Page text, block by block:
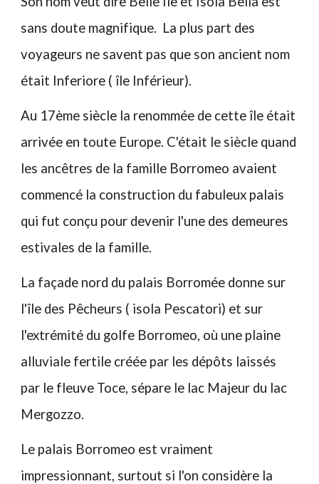
sans doute magnifique. La plus part des
voyageurs ne savent pas que son ancient nom
était Inferiore ( île Inférieur).
Au 17ème siècle la renommée de cette île était
arrivée en toute Europe. C'était le siècle quand
les ancêtres de la famille Borromeo avaient
commencé la construction du fabuleux palais
qui fut conçu pour devenir l'une des demeures
estivales de la famille.
La façade nord du palais Borromée donne sur
l'île des Pêcheurs ( isola Pescatori) et sur
l'extrémité du golfe Borromeo, où une plaine
alluviale fertile créée par les dépôts laissés
par le fleuve Toce, sépare le lac Majeur du lac
Mergozzo.
Le palais Borromeo est vraiment
impressionnant, surtout si l'on considère la